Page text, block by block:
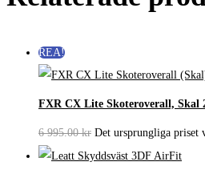
REA!
FXR CX Lite Skoteroverall, Skal
6 995.00kr Det ursprungliga priset